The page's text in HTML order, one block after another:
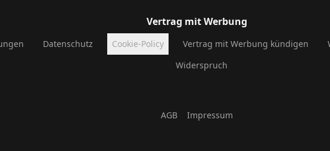
Vertrag mit Werbung
Datenschutz Cookie-Policy Vertrag mit Werbung kündigen
Widerspruch
AGB Impressum